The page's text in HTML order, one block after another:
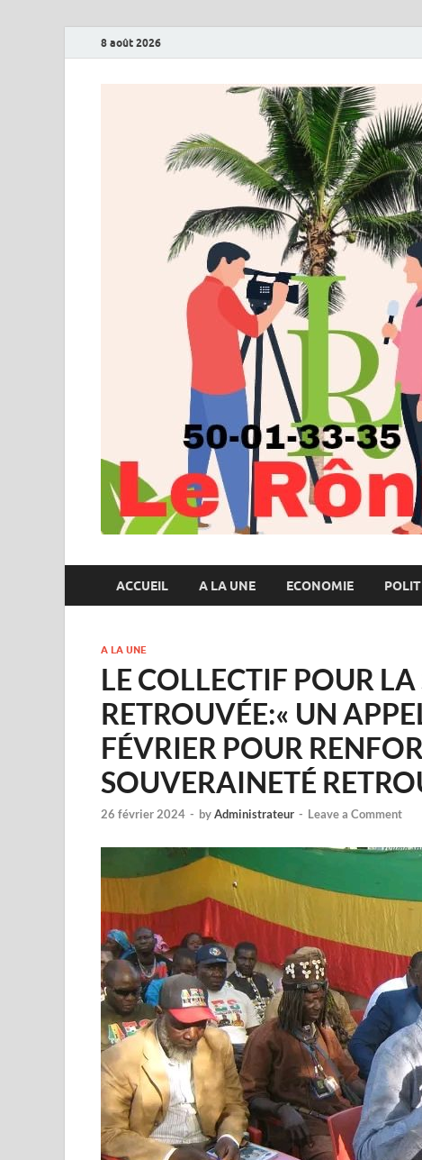
8 août 2026
ACCUEIL A LA UNE ECONOMIE
A LA UNE
LE COLLECTIF POUR
RETROUVÉE:« UN
FÉVRIER POUR
SOUVERAINETÉ
26 février 2024 - byAdministrateur - Leave a Comment